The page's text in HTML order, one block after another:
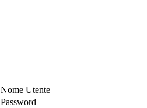
Nome Utente
Password